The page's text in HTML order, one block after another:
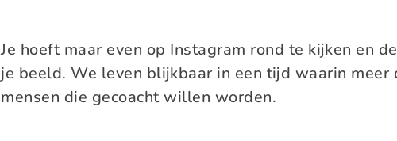
Je hoeft maar even op Instagram rond te kijken en
je beeld. We leven blijkbaar in een tijd waarin meer
mensen die gecoacht willen worden.